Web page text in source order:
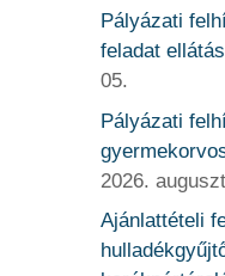
Pályázati
feladat
05.
Pályázati
2026.
Ajánlattételi